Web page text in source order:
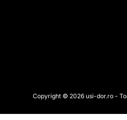
Copyright © 2026 usi-dor.ro -